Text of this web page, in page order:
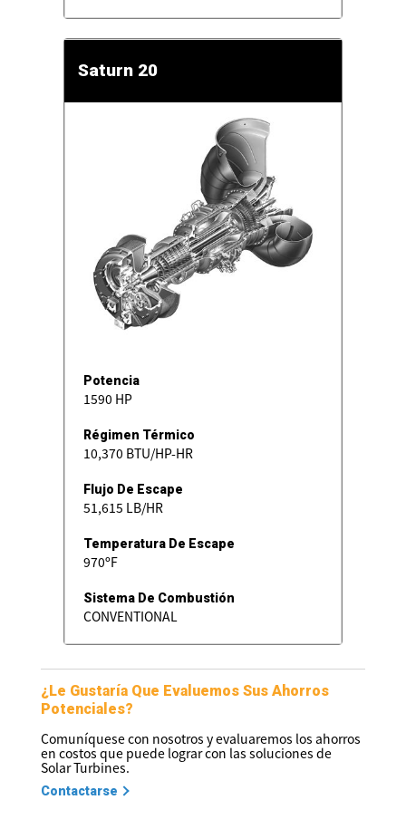
Saturn 20
Potencia
1590 HP
Régimen Térmico
10,370 BTU/HP-HR
Flujo De Escape
51,615 LB/HR
Temperatura De Escape
970ºF
Sistema De Combustión
CONVENTIONAL
¿Le Gustaría Que Evaluemos Sus Ahorros
Potenciales?
Comuníquese con nosotros y evaluaremos los ahorros
en costos que puede lograr con las soluciones de
Solar Turbines.
Contactarse